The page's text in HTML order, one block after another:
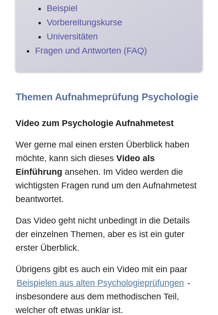
Beispiel
Vorbereitungskurse
Universitäten
Fragen und Antworten (FAQ)
Themen Aufnahmeprüfung Psychologie
Video zum Psychologie Aufnahmetest
Wer gerne mal einen ersten Überblick haben
möchte, kann sich dieses Video als
Einführung ansehen. Im Video werden die
wichtigsten Fragen rund um den Aufnahmetest
beantwortet.
Das Video geht nicht unbedingt in die Details
der einzelnen Themen, aber es ist ein guter
erster Überblick.
Übrigens gibt es auch ein Video mit ein paar
Beispielen aus alten Psychologieprüfungen -
insbesondere aus dem methodischen Teil,
welcher oft etwas unklar ist.